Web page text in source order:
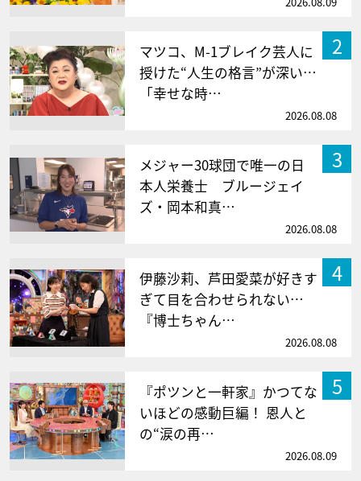
2
マツコ、M-1ブレイク芸人に
授けた“人生の格言”が深い…
「幸せな時…
2026.08.08
3
メジャー30球団で唯一の日
本人栄養士 ブルージェイ
ズ・岡本和真…
2026.08.08
4
伊藤沙莉、芦田愛菜が好きす
ぎて目を合わせられない…
『博士ちゃん…
2026.08.08
5
『ポツンと一軒家』かつてな
いほどの感動巨編！ 恩人と
の“涙の再…
2026.08.09